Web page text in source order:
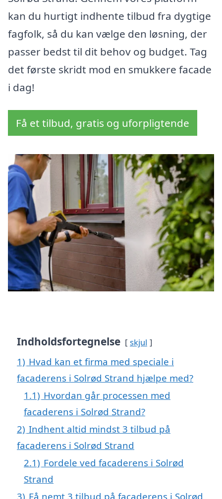
kan du hurtigt indhente tilbud fra dygtige
fagfolk, så du kan vælge den løsning, der
passer bedst til dit behov og budget. Tag
det første skridt mod en smukkere facade
i dag!
Få et tilbud, gratis og uforpligtende
Indholdsfortegnelse skjul
1) Hvad kan et firma med speciale i
facaderens i Solrød Strand hjælpe med?
1.1) Hvordan går processen med
facaderens i Solrød Strand?
2) Indhent altid mindst 3 tilbud på
facaderens i Solrød Strand
2.1) Fordele ved facaderens i Solrød
Strand
3) Få nemt 3 tilbud på facaderens i Solrød